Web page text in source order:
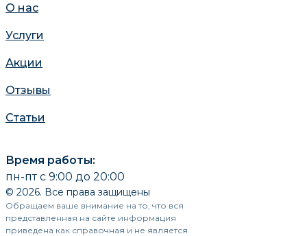
О нас
Услуги
Акции
Отзывы
Статьи
Время работы:
пн-пт с 9:00 до 20:00
© 2026. Все права защищены
Обращаем ваше внимание на то, что вся
представленная на сайте информация
приведена как справочная и не является